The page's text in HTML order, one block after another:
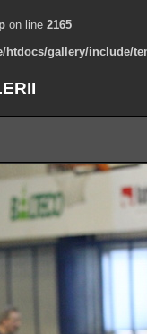
on line 2165
htdocs/gallery/include/